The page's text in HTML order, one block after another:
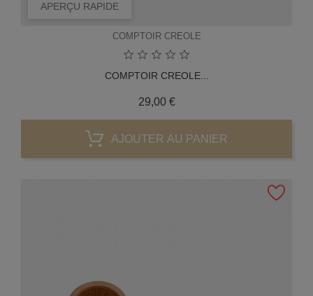
APERÇU RAPIDE
COMPTOIR CREOLE
COMPTOIR CREOLE...
29,00 €Prix
AJOUTER AU PANIER